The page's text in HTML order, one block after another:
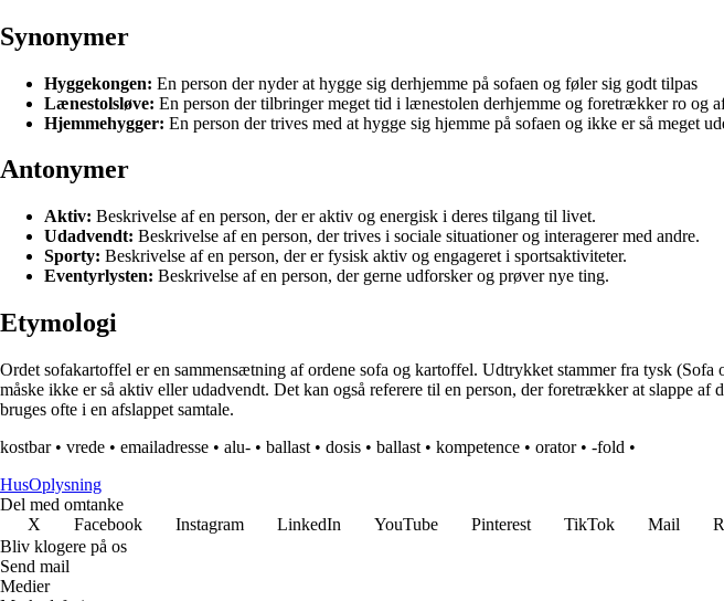
Synonymer
Hyggekongen: En person der nyder at hygge sig derhjemme på sofaen og føler sig godt tilpas
Lænestolsløve: En person der tilbringer meget tid i lænestolen derhjemme og foretrækker ro og
Hjemmehygger: En person der trives med at hygge sig hjemme på sofaen og ikke er så meget
Antonymer
Aktiv: Beskrivelse af en person, der er aktiv og energisk i deres tilgang til livet.
Udadvendt: Beskrivelse af en person, der trives i sociale situationer og interagerer med andre.
Sporty: Beskrivelse af en person, der er fysisk aktiv og engageret i sportsaktiviteter.
Eventyrlysten: Beskrivelse af en person, der gerne udforsker og prøver nye ting.
Etymologi
Ordet sofakartoffel er en sammensætning af ordene sofa og kartoffel. Udtrykket stammer fra tysk
måske ikke er så aktiv eller udadvendt. Det kan også referere til en person, der foretrækker at slappe
bruges ofte i en afslappet samtale.
kostbar• vrede • emailadresse • alu- • ballast • dosis • ballast • kompetence • orator• -fold •
HusOplysning
Del med omtanke
X
Facebook Instagram LinkedIn YouTube Pinterest TikTok Mail
Bliv klogere på os
Send mail
Medier